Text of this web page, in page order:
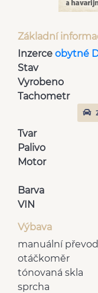
Základní
Inzerce obytné
Stav
Vyrobeno
Tachometr
Tvar
Palivo
Motor
Barva
VIN
Výbava
manuální
otáčkoměr
tónovaná skla
sprcha